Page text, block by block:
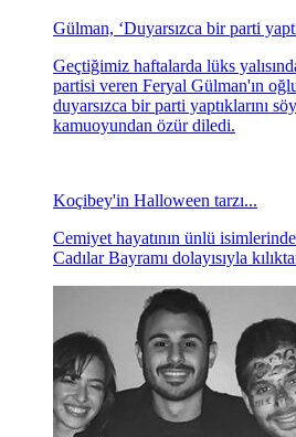
Gülman, ‘Duyarsızca bir parti
Geçtiğimiz haftalarda lüks
partisi veren Feryal Gülman'ın
duyarsızca bir parti yaptıklarını
kamuoyundan özür diledi.
Koçibey'in Halloween tarzı...
Cemiyet hayatının ünlü
Cadılar Bayramı dolayısıyla